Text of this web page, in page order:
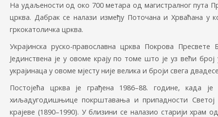
На удаљености од око 700 метара од магистралног пута
црква. Дабрак се налази између Поточана и Хрваћана у
гркокатоличка црква.
Украјинска руско-православна црква Покрова
Јединствена је у овоме крају по томе што је уз већи број
украјинаца у овоме мјесту није велика и броји свега
Постојећа црква је грађена 1986–88. године, када
хиљадугодишњице покрштавања и припадности
крајеве (1890–1990). У близини се налазио старији храм